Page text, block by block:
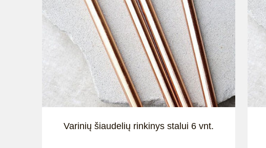
Varinių šiaudelių rinkinys stalui 6 vnt.